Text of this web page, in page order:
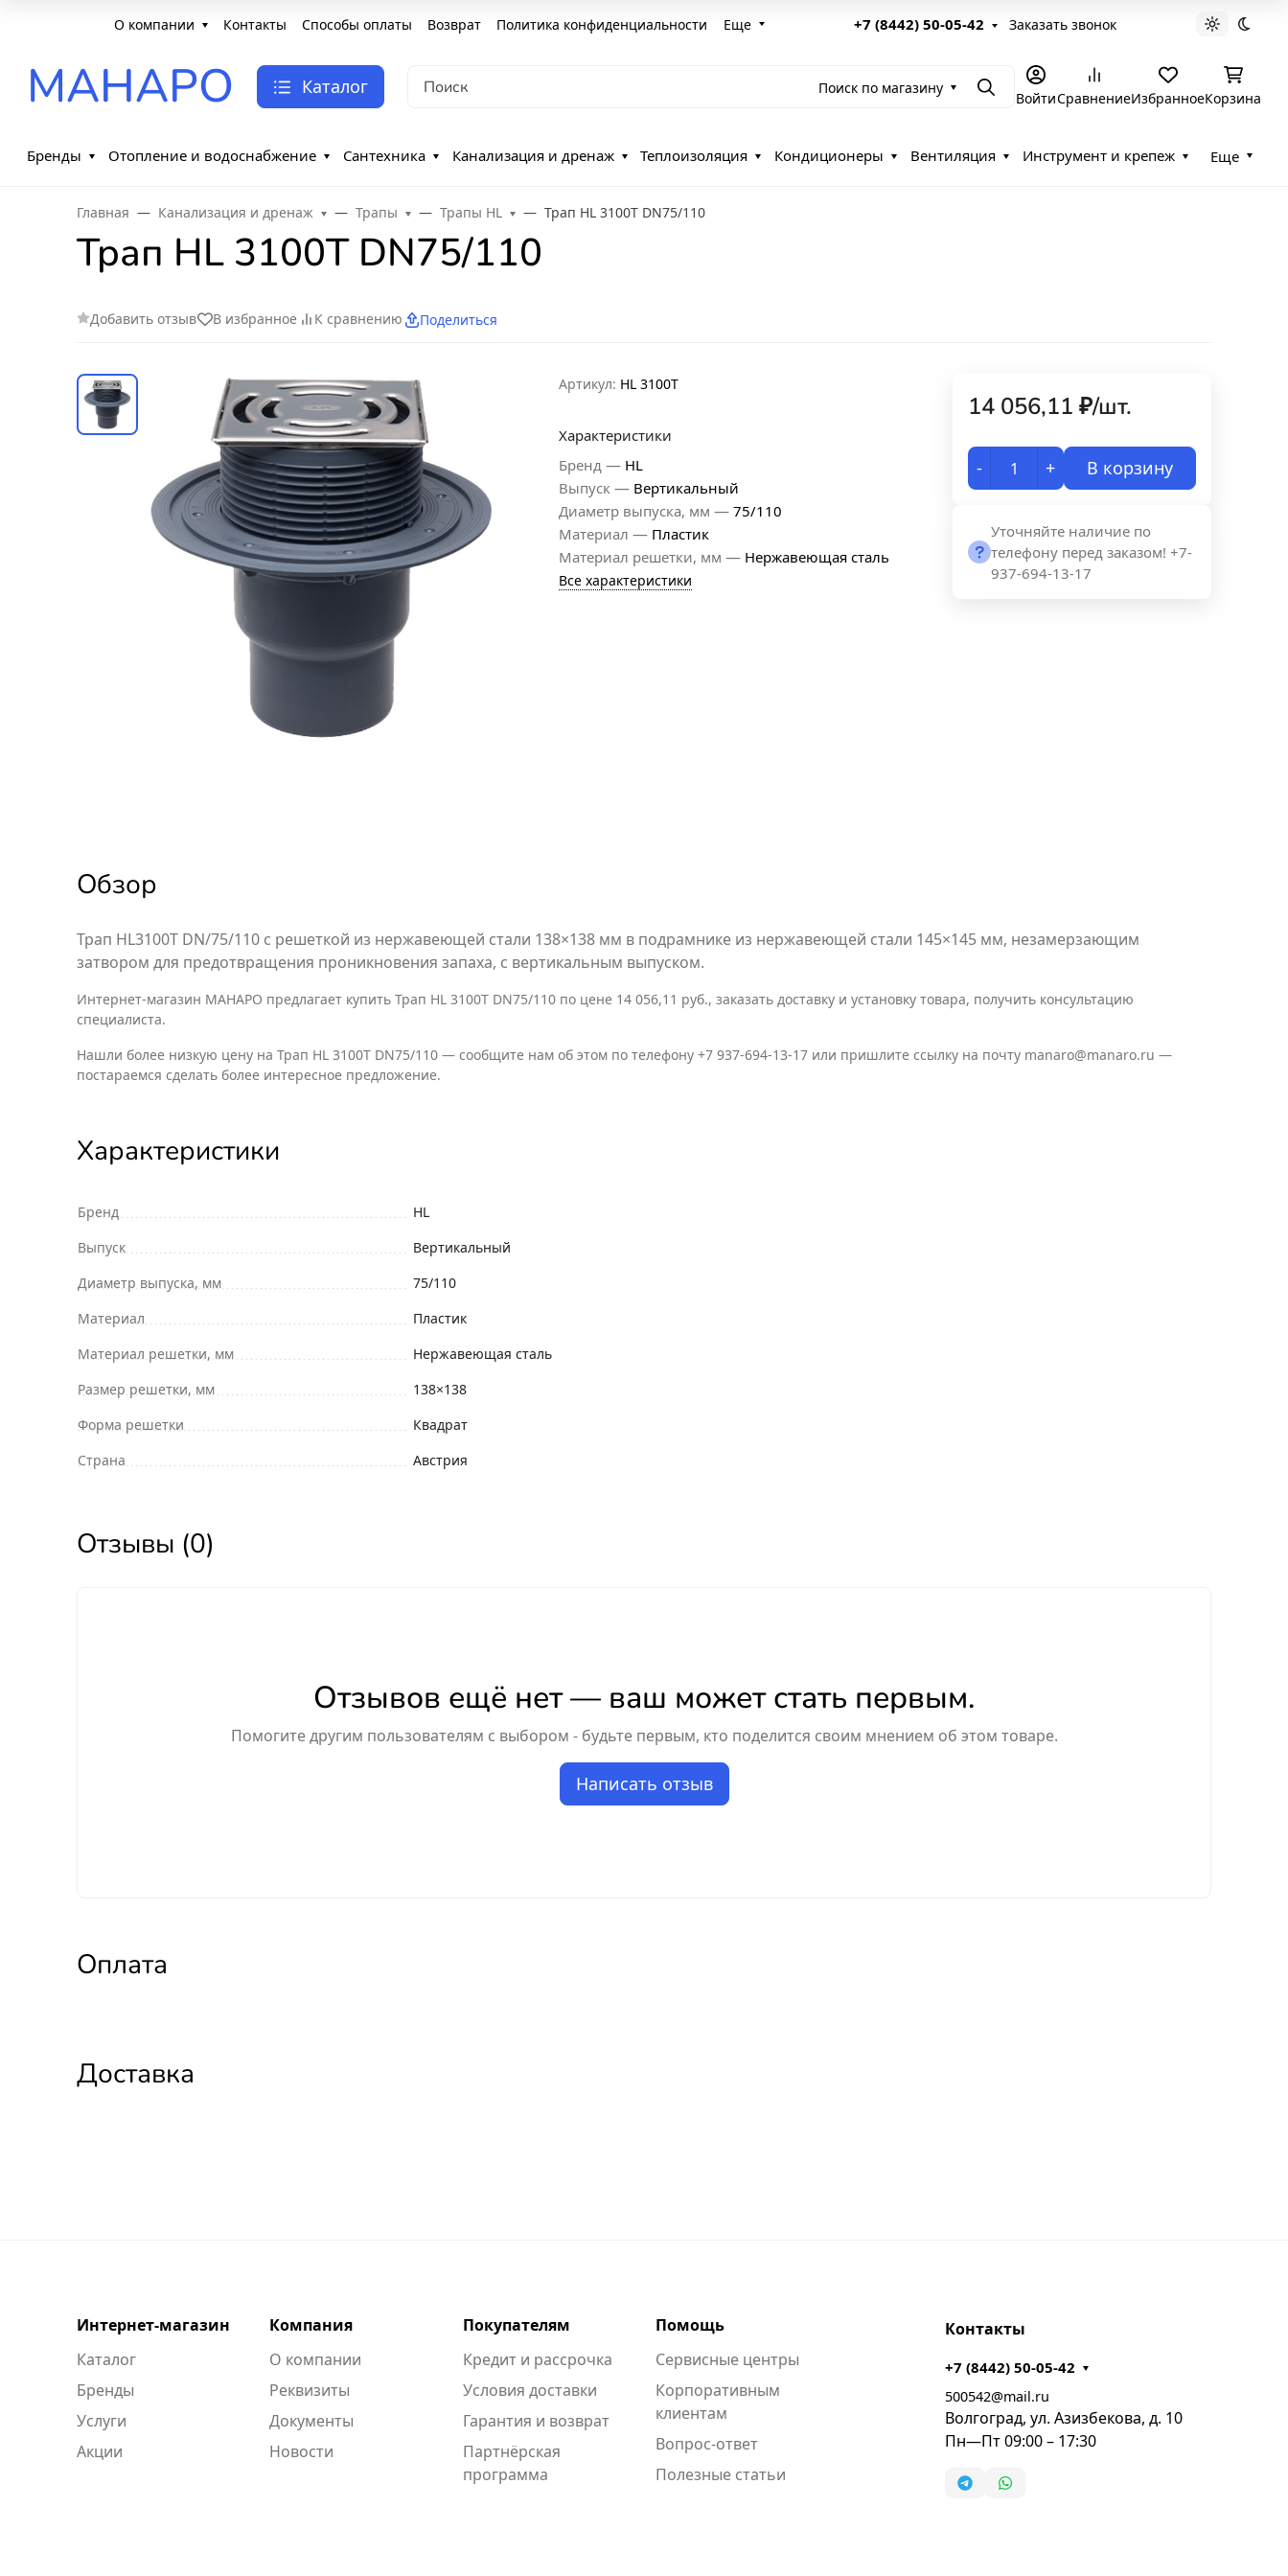
О компании Контакты Способы оплаты Возврат Политика конфиденциальности Еще +7 (8442) 50-05-42 Заказать звонок Светлая
МАНАРО Каталог Поиск по магазину ПоискВойтиСравнениеИзбранноеКорзина
Бренды Отопление и водоснабжение Сантехника Канализация и дренаж Теплоизоляция Кондиционеры Вентиляция Инструмент и крепеж Еще
Главная Канализация и дренаж Трапы Трапы HL Трап HL 3100T DN75/110
Трап HL 3100T DN75/110
Добавить отзыв В избранное К сравнению Поделиться
Артикул: HL 3100T
Характеристики
Бренд — HL
Выпуск — Вертикальный
Диаметр выпуска, мм — 75/110
Материал — Пластик
Материал решетки, мм — Нержавеющая сталь
Все характеристики
14 056,11 ₽/шт.
- + В корзину
Уточняйте наличие по
телефону перед заказом! +7-
937-694-13-17
Обзор
Трап HL3100T DN/75/110 с решеткой из нержавеющей стали 138×138 мм в подрамнике из нержавеющей стали 145×145 мм, незамерзающим
затвором для предотвращения проникновения запаха, с вертикальным выпуском.
Интернет-магазин МАНАРО предлагает купить Трап HL 3100T DN75/110 по цене 14 056,11 руб., заказать доставку и установку товара, получить консультацию
специалиста.
Нашли более низкую цену на Трап HL 3100T DN75/110 — сообщите нам об этом по телефону +7 937-694-13-17 или пришлите ссылку на почту manaro@manaro.ru —
постараемся сделать более интересное предложение.
Характеристики
Бренд
HL
Выпуск
Вертикальный
Диаметр выпуска, мм
75/110
Материал
Пластик
Материал решетки, мм
Нержавеющая сталь
Размер решетки, мм
138×138
Форма решетки
Квадрат
Страна
Австрия
Отзывы (0)
Отзывов ещё нет — ваш может стать первым.
Помогите другим пользователям с выбором - будьте первым, кто поделится своим мнением об этом товаре.
Написать отзыв
Оплата
Доставка
Интернет-магазин
Каталог
Бренды
Услуги
Акции
Компания
О компании
Реквизиты
Документы
Новости
Покупателям
Кредит и рассрочка
Условия доставки
Гарантия и возврат
Партнёрская
программа
Помощь
Сервисные центры
Корпоративным
клиентам
Вопрос-ответ
Полезные статьи
Контакты
+7 (8442) 50-05-42
500542@mail.ru
Волгоград, ул. Азизбекова, д. 10
Пн—Пт 09:00 – 17:30